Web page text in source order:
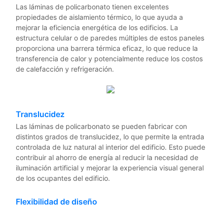
Las láminas de policarbonato tienen excelentes
propiedades de aislamiento térmico, lo que ayuda a
mejorar la eficiencia energética de los edificios. La
estructura celular o de paredes múltiples de estos paneles
proporciona una barrera térmica eficaz, lo que reduce la
transferencia de calor y potencialmente reduce los costos
de calefacción y refrigeración.
Translucidez
Las láminas de policarbonato se pueden fabricar con
distintos grados de translucidez, lo que permite la entrada
controlada de luz natural al interior del edificio. Esto puede
contribuir al ahorro de energía al reducir la necesidad de
iluminación artificial y mejorar la experiencia visual general
de los ocupantes del edificio.
Flexibilidad de diseño